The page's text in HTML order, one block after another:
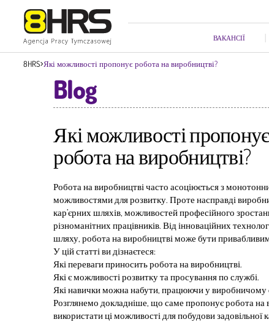
ВАКАНСІЇ
8HRS Які можливості пропонує робота на виробництві?
Blog
Які можливості пропонує
робота на виробництві?
Робота на виробництві часто асоціюється з
можливостями для розвитку. Проте насправді
кар’єрних шляхів, можливостей професійного
різноманітних працівників. Від інноваційних
шляху, робота на виробництві може бути
У цій статті ви дізнаєтеся:
Які переваги приносить робота на виробництві.
Які є можливості розвитку та просування по службі.
Які навички можна набути, працюючи у виробничому
Розглянемо докладніше, що саме пропонує робота на
використати ці можливості для побудови задовільної